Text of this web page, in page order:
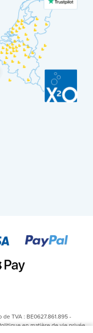
TVA : BE0627.861.895 -
en matière de vie privée